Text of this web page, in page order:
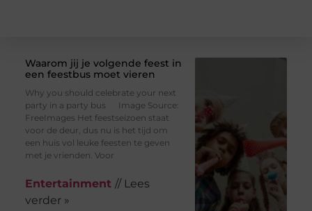
Waarom jij je volgende feest in
een feestbus moet vieren
Why you should celebrate your next
party in a party bus ‍ Image Source:
FreeImages‍ Het feestseizoen staat
voor de deur, dus nu is het tijd om
een ​​huis vol leuke feesten te geven
met je vrienden. Voor
Entertainment // Lees
verder »